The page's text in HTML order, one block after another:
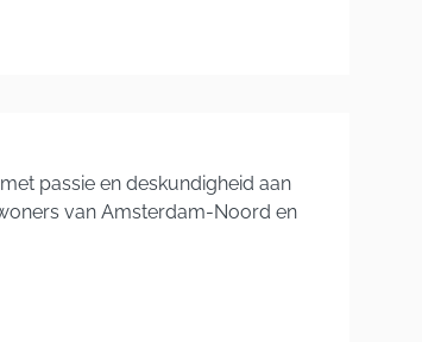
passie en deskundigheid aan
van Amsterdam-Noord en